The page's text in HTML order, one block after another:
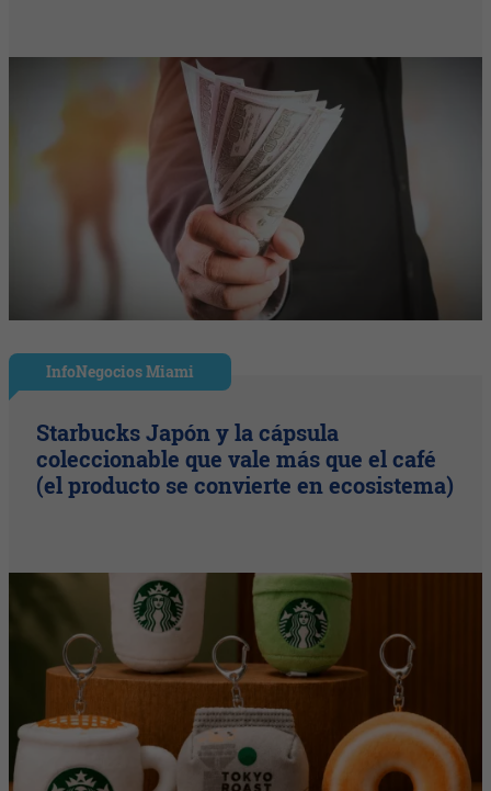
InfoNegocios Miami
Starbucks Japón y la cápsula
coleccionable que vale más que el café
(el producto se convierte en ecosistema)